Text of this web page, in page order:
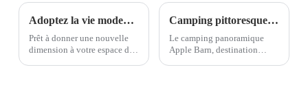
Adoptez la vie moderne avec une capsule spatiale
Prêt à donner une nouvelle
dimension à votre espace de
Camping pittoresque Apple Barn, une destination populaire pour les amateurs de plein air
Le camping panoramique
Apple Barn, destination